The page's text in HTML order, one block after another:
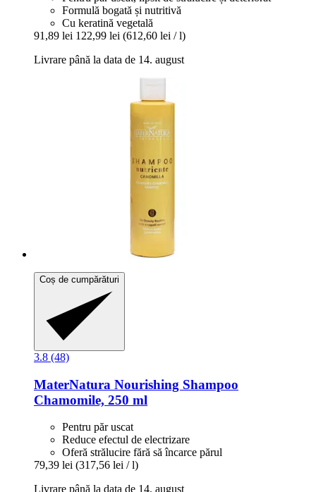
Formulă bogată și nutritivă
Cu keratină vegetală
91,89 lei 122,99 lei (612,60 lei / l)
Livrare până la data de 14. august
Coș de cumpărături
3.8 (48)
MaterNatura Nourishing Shampoo
Chamomile, 250 ml
Pentru păr uscat
Reduce efectul de electrizare
Oferă strălucire fără să încarce părul
79,39 lei (317,56 lei / l)
Livrare până la data de 14. august